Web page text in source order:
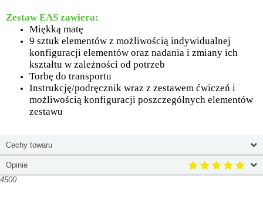
Zestaw EAS zawiera:
Miękką matę
9 sztuk elementów z możliwością indywidualnej
konfiguracji elementów oraz nadania i zmiany ich
kształtu w zależności od potrzeb
Torbę do transportu
Instrukcję/podręcznik wraz z zestawem ćwiczeń i
możliwością konfiguracji poszczególnych elementów
zestawu
Cechy towaru
Opinie
4500